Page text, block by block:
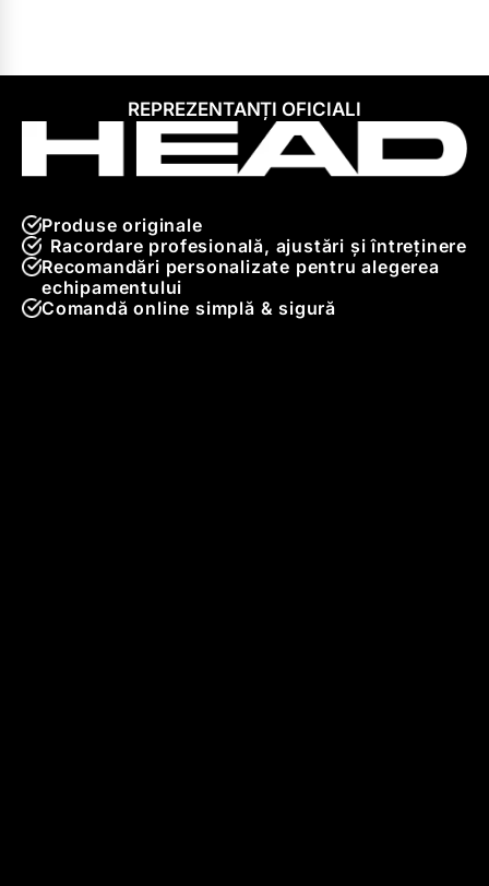
REPREZENTANȚI OFICIALI
Produse originale
Racordare profesională, ajustări și întreținere
Recomandări personalizate pentru alegerea
echipamentului
Comandă online simplă & sigură